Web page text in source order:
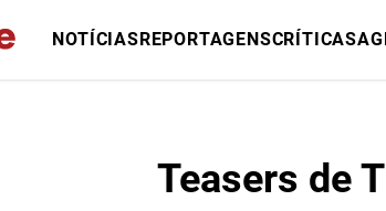
NOTÍCIASREPORTAGENSCRÍTICAS
Teasers de